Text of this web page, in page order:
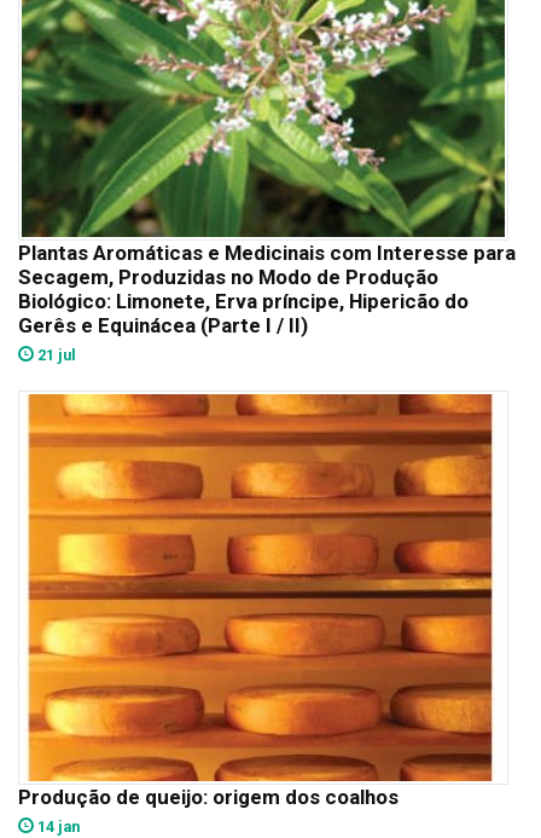
Plantas Aromáticas e Medicinais com Interesse para
Secagem, Produzidas no Modo de Produção
Biológico: Limonete, Erva príncipe, Hipericão do
Gerês e Equinácea (Parte I / II)
21 jul
Produção de queijo: origem dos coalhos
14 jan